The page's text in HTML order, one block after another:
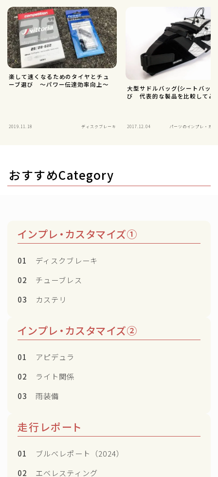
楽して速くなるためのタイヤとチュ
ーブ選び ～パワー伝達効率向上～
2019.11.18 ディスクブレーキ
大型サドルバッグ(シートバッ
び 代表的な製品を比較してみ
2017.12.04 パーツのインプレ・カ
おすすめCategory
インプレ・カスタマイズ①
01
ディスクブレーキ
02
チューブレス
03
カステリ
インプレ・カスタマイズ②
01
アピデュラ
02
ライト関係
03
雨装備
走行レポート
01
ブルべレポート（2024）
02
エベレスティング